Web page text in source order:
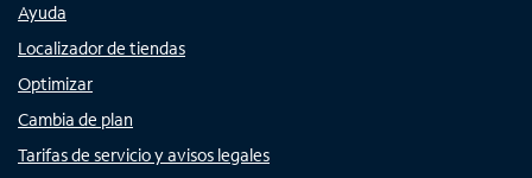
Ayuda
Localizador de tiendas
Optimizar
Cambia de plan
Tarifas de servicio y avisos legales